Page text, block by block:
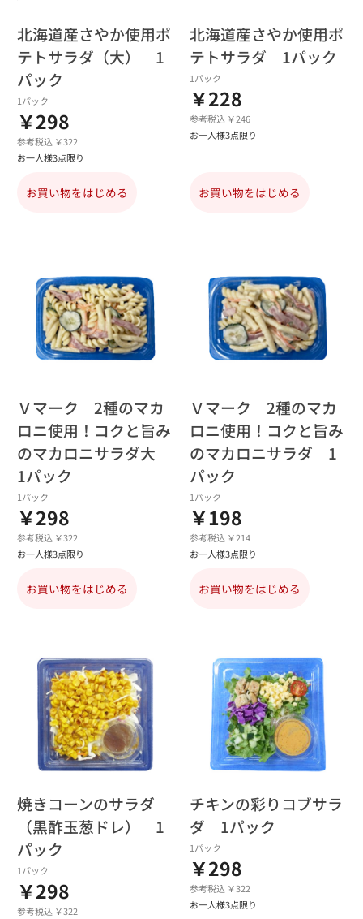
北海道産さやか使用ポ
テトサラダ（大） 1
パック
1パック
￥298
参考税込 ￥322
お一人様3点限り
お買い物をはじめる
北海道産さやか使用ポ
テトサラダ 1パック
1パック
￥228
参考税込 ￥246
お一人様3点限り
お買い物をはじめる
Ｖマーク 2種のマカ
ロニ使用！コクと旨み
のマカロニサラダ大
1パック
1パック
￥298
参考税込 ￥322
お一人様3点限り
お買い物をはじめる
Ｖマーク 2種のマカ
ロニ使用！コクと旨み
のマカロニサラダ 1
パック
1パック
￥198
参考税込 ￥214
お一人様3点限り
お買い物をはじめる
焼きコーンのサラダ
（黒酢玉葱ドレ） 1
パック
1パック
￥298
参考税込 ￥322
チキンの彩りコブサラ
ダ 1パック
1パック
￥298
参考税込 ￥322
お一人様3点限り